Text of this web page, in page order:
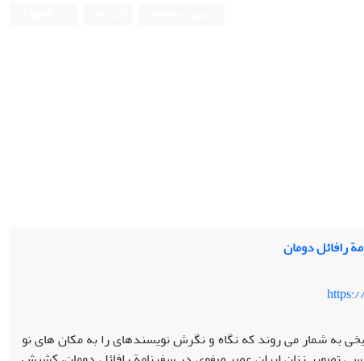
رافائل دومان
به شمار می ‏روند که نگاه و نگرش نویسنده‏ای را به مکان ‏های نو